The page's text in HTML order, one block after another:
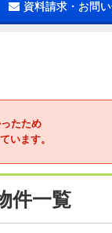
資料請求・お問
たため
います。
件一覧